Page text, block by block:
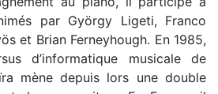
par György Ligeti, Franco
et Brian Ferneyhough. En 1985,
d’informatique musicale de
mène depuis lors une double